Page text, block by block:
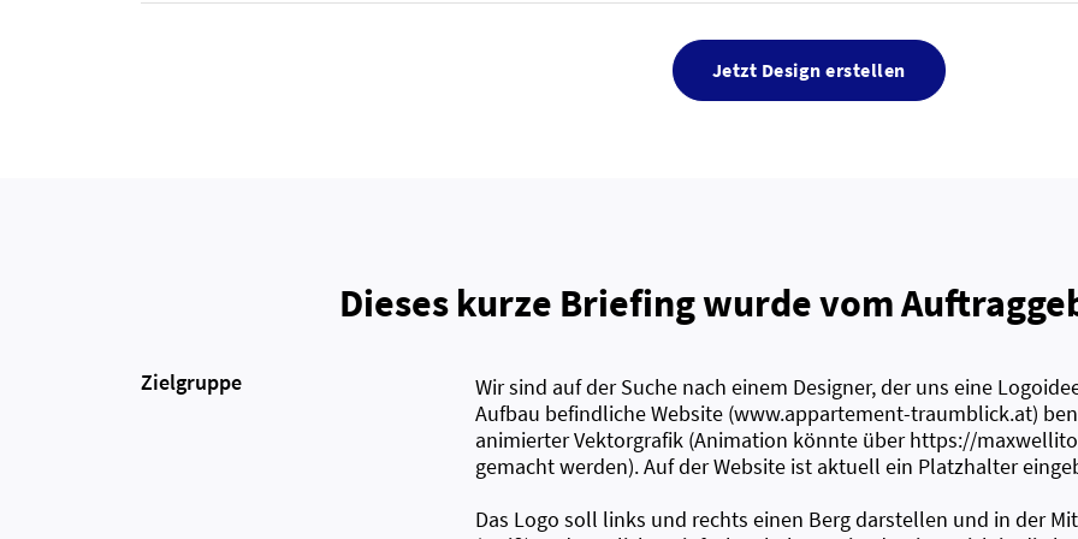
Jetzt Design erstellen
Dieses kurze Briefing wurde vom
Zielgruppe
Wir sind auf der Suche nach einem Designer, der uns eine
Aufbau befindliche Website (www.appartement-traumblick.at)
animierter Vektorgrafik (Animation könnte über https://
gemacht werden). Auf der Website ist aktuell ein Platzhalter
Das Logo soll links und rechts einen Berg darstellen und in der